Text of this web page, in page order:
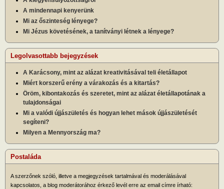
A mindennapi kenyerünk
Mi az őszinteség lényege?
Mi Jézus követésének, a tanítványi létnek a lényege?
Legolvasottabb bejegyzések
A Karácsony, mint az alázat kreativitásával teli életállapot
Miért korszerű erény a várakozás és a kitartás?
Öröm, kibontakozás és szeretet, mint az alázat életállapotának a
tulajdonságai
Mi a valódi újjászületés és hogyan lehet mások újjászületését
segíteni?
Milyen a Mennyország ma?
Postaláda
A szerzőnek szóló, illetve a megjegyzések tartalmával és moderálásával
kapcsolatos, a blog moderátorához érkező levél erre az email címre írható: